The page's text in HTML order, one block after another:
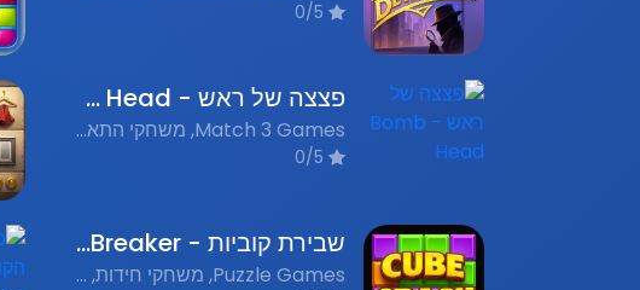
פצצה של ראש - Bomb Head
Match 3 Games, משחקי התאמה, Flash Games, משחקי פלאש נוסטלגים, Puzzle Games, משחקי חידות
שבירת קוביות - Block Breaker
Puzzle Games, משחקי חידות, Matching Games, משחקי התאמות, Nostalgic Flash Games, משחקי פלאש נוסטלגים